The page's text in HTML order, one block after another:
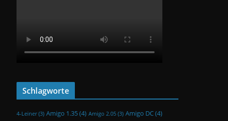
Schlagworte
4-Leiner(3) Amigo 1.35(4) Amigo 2.05 (3) Amigo DC(4)